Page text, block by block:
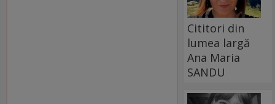
Cititori din
lumea largă
Ana Maria
SANDU